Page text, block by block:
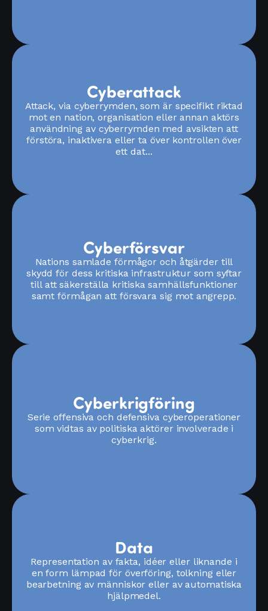
Cyberattack
Attack, via cyberrymden, som är specifikt riktad
mot en nation, organisation eller annan aktörs
användning av cyberrymden med avsikten att
förstöra, inaktivera eller ta över kontrollen över
ett dat...
Cyberförsvar
Nations samlade förmågor och åtgärder till
skydd för dess kritiska infrastruktur som syftar
till att säkerställa kritiska samhällsfunktioner
samt förmågan att försvara sig mot angrepp.
Cyberkrigföring
Serie offensiva och defensiva cyberoperationer
som vidtas av politiska aktörer involverade i
cyberkrig.
Data
Representation av fakta, idéer eller liknande i
en form lämpad för överföring, tolkning eller
bearbetning av människor eller av automatiska
hjälpmedel.